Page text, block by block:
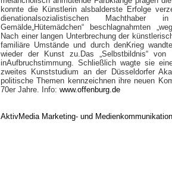
konnte die Künstlerin alsbalderste Erfolge
dienationalsozialistischen
Gemälde„Hütemädchen“ beschlagnahmten
Nach einer langen Unterbrechung der
familiäre Umstände und durch denKrieg
wieder der Kunst zu.Das „Selbstbildnis“
inAufbruchstimmung. Schließlich wagte sie
zweites Kunststudium an der Düsseldorfer
politische Themen kennzeichnen ihre neuen
70er Jahre. Info: www.offenburg.de
AktivMedia Marketing- und